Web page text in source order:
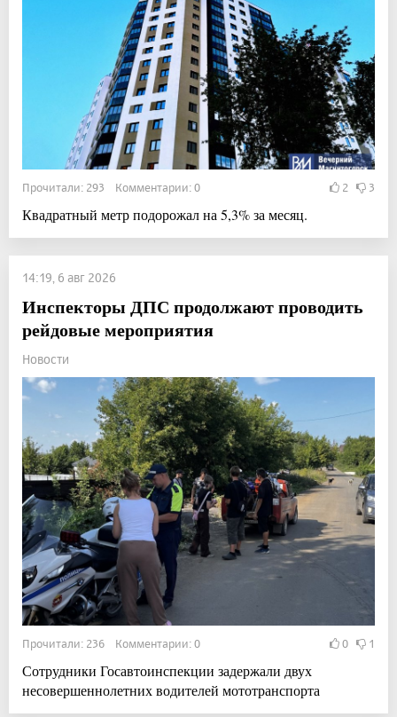
Прочитали: 293 Комментарии: 0 2 3
Квадратный метр подорожал на 5,3% за месяц.
14:19, 6 авг 2026
Инспекторы ДПС продолжают проводить
рейдовые мероприятия
Новости
Прочитали: 236 Комментарии: 0 0 1
Сотрудники Госавтоинспекции задержали двух
несовершеннолетних водителей мототранспорта